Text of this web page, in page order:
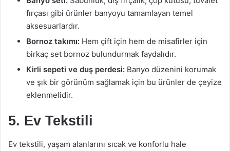
fırçası gibi ürünler banyoyu tamamlayan temel
aksesuarlardır.
Bornoz takımı: Hem çift için hem de misafirler için
birkaç set bornoz bulundurmak faydalıdır.
Kirli sepeti ve duş perdesi: Banyo düzenini korumak
ve şık bir görünüm sağlamak için bu ürünler de çeyize
eklenmelidir.
5. Ev Tekstili
Ev tekstili, yaşam alanlarını sıcak ve konforlu hale